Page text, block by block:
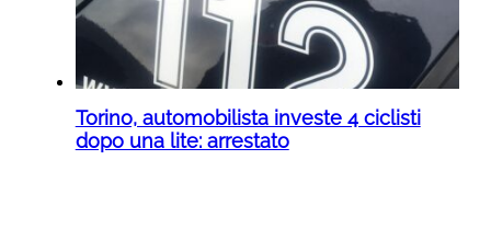
Torino, automobilista investe 4 ciclisti
dopo una lite: arrestato